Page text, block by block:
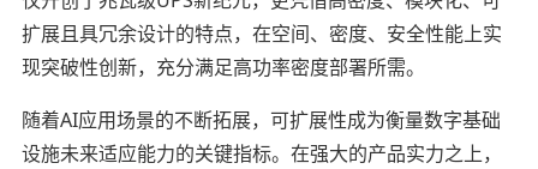
扩展且具冗余设计的特点，在空间、密度、安全性能上实
现突破性创新，充分满足高功率密度部署所需。
随着AI应用场景的不断拓展，可扩展性成为衡量数字基础
设施未来适应能力的关键指标。在强大的产品实力之上，